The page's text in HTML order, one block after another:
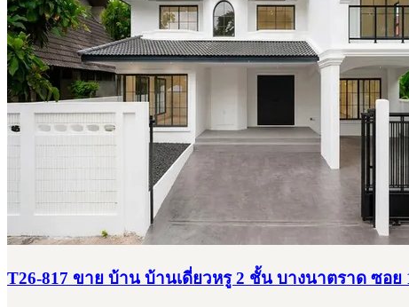
T26-817 ขาย บ้าน บ้านเดี่ยวหรู 2 ชั้น บางนาตราด ซอย